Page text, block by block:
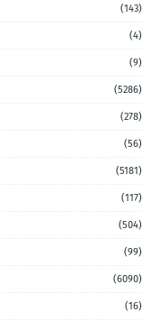
(143)
(4)
(9)
(5286)
(278)
(56)
(5181)
(117)
(504)
(99)
(6090)
(16)